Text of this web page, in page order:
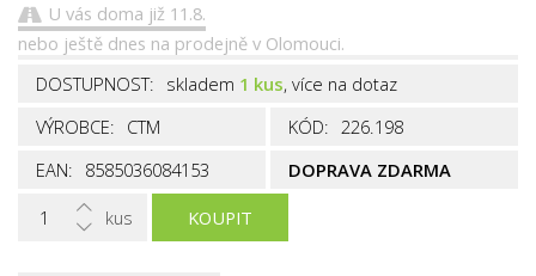
U vás doma již 11.8.
nebo ještě dnes na prodejně v Olomouci.
DOSTUPNOST: skladem 1 kus, více na dotaz
VÝROBCE: CTM KÓD: 226.198
EAN: 8585036084153
DOPRAVA ZDARMA
kus
KOUPIT